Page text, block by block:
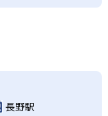
長野駅